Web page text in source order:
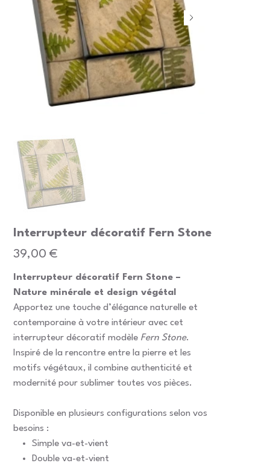
Interrupteur décoratif Fern Stone
Prix
39,00 €
Interrupteur décoratif Fern Stone –
Nature minérale et design végétal
Apportez une touche d’élégance naturelle et
contemporaine à votre intérieur avec cet
interrupteur décoratif modèle Fern Stone.
Inspiré de la rencontre entre la pierre et les
motifs végétaux, il combine authenticité et
modernité pour sublimer toutes vos pièces.
Disponible en plusieurs configurations selon vos
besoins :
Simple va-et-vient
Double va-et-vient